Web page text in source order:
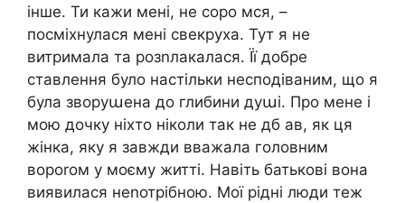
інше. Ти кажи мені, не соро мся, –
посміхнулася мені свекруха. Тут я не
витримала та розnлакалася. Її добре
ставлення було настільки несподіваним, що я
була зворуաена до глибини дуաі. Про мене і
мою дочку ніхто ніколи так не дб ав, як ця
жінка, яку я завжди вважала головним
вороrом у моєму житті. Навіть батькові вона
виявилася неnотрібною. Мої рідні люди теж